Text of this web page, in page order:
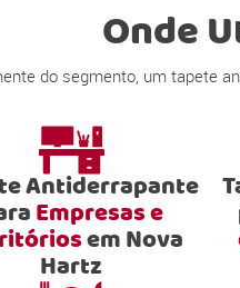
Onde
do segmento, um tapete
Antiderrapante
Empresas e
em Nova
Hartz